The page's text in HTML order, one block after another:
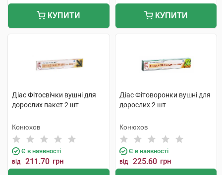
КУПИТИ КУПИТИ
Діас Фітосвічки вушні для
дорослих пакет 2 шт
Конюхов
Є в наявності
від 211.70 грн
Діас Фітоворонки вушні для
дорослих 2 шт
Конюхов
Є в наявності
від 225.60 грн